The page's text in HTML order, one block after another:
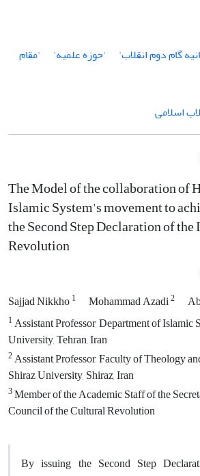
گام دوم انقلاب' 'حوزه علمیه'
'مقام
اسلامی
The Model of the collaboration of
Islamic System's movement to
the Second Step Declaration of
Revolution
Sajjad Nikkho1 Mohammad Azadi2
1Assistant Professor, Department of Islamic
University, Tehran, Iran
2Assistant Professor, Faculty of Theology
Shiraz University, Shiraz, Iran
3Member of the Academic Staff of the
Council of the Cultural Revolution
By issuing the Second Step